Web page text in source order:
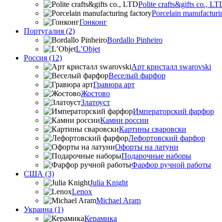
Polite crafts&gifts co.,
Porcelain
Гонконг
Португалия (2)
Bordallo Pinheiro
L’Objet
Россия (12)
Арт кристалл swarovski
Веселый фарфор
Гравюра арт
Жостово
Златоуст
Императорский фарфор
Камни россии
Картины сваровски
Лефортовский фарфор
Офорты на латуни
Подарочные наборы
Фарфор ручной работы
США (3)
Julia Knight
Lenox
Michael Aram
Украина (1)
Керамика